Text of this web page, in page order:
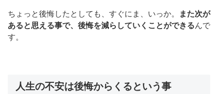
ちょっと後悔したとしても、すぐにま、いっか。
また次が
あると思える事で、後悔を減らしていくことができるんで
す。
人生の不安は後悔からくるという事